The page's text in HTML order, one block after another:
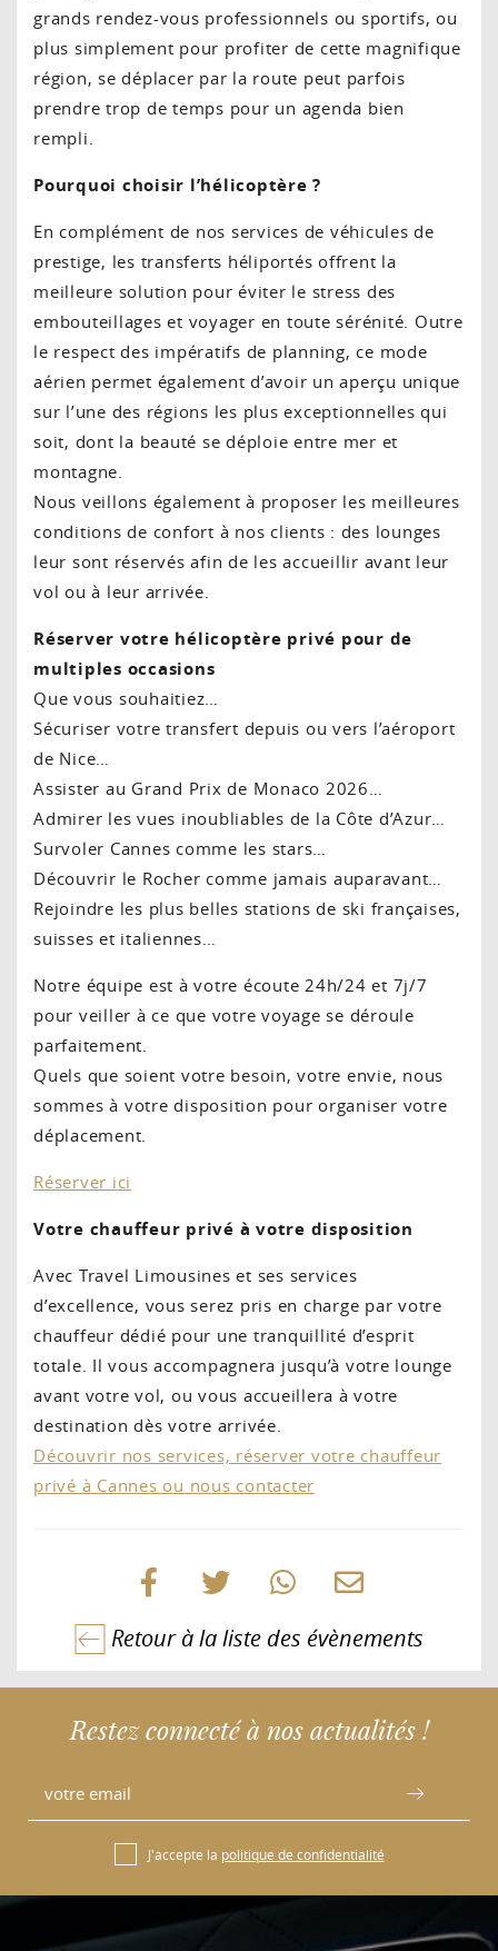
grands rendez-vous professionnels ou sportifs, ou
plus simplement pour profiter de cette magnifique
région, se déplacer par la route peut parfois
prendre trop de temps pour un agenda bien
rempli.
Pourquoi choisir l’hélicoptère ?
En complément de nos services de véhicules de
prestige, les transferts héliportés offrent la
meilleure solution pour éviter le stress des
embouteillages et voyager en toute sérénité. Outre
le respect des impératifs de planning, ce mode
aérien permet également d’avoir un aperçu unique
sur l’une des régions les plus exceptionnelles qui
soit, dont la beauté se déploie entre mer et
montagne.
Nous veillons également à proposer les meilleures
conditions de confort à nos clients : des lounges
leur sont réservés afin de les accueillir avant leur
vol ou à leur arrivée.
Réserver votre hélicoptère privé pour de
multiples occasions
Que vous souhaitiez…
Sécuriser votre transfert depuis ou vers l’aéroport
de Nice…
Assister au Grand Prix de Monaco 2026…
Admirer les vues inoubliables de la Côte d’Azur…
Survoler Cannes comme les stars…
Découvrir le Rocher comme jamais auparavant…
Rejoindre les plus belles stations de ski françaises,
suisses et italiennes…
Notre équipe est à votre écoute 24h/24 et 7j/7
pour veiller à ce que votre voyage se déroule
parfaitement.
Quels que soient votre besoin, votre envie, nous
sommes à votre disposition pour organiser votre
déplacement.
Réserver ici
Votre chauffeur privé à votre disposition
Avec Travel Limousines et ses services
d’excellence, vous serez pris en charge par votre
chauffeur dédié pour une tranquillité d’esprit
totale. Il vous accompagnera jusqu’à votre lounge
avant votre vol, ou vous accueillera à votre
destination dès votre arrivée.
Découvrir nos services, réserver votre chauffeur
privé à Cannes ou nous contacter
Retour à la liste des évènements
Restez connecté à nos actualités !
J'accepte la politique de confidentialité